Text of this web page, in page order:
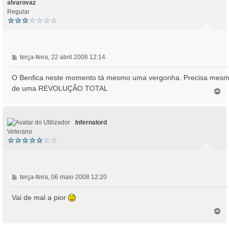
alvarovaz
Regular
M
e
n
a
m
terça-feira, 22 abril 2008 12:14
O Benfica neste momento tá mesmo uma vergonha. Precisa
de uma REVOLUÇÃO TOTAL
Infernalord
Veterano
M
e
n
terça-feira, 06 maio 2008 12:20
Vai de mal a pior